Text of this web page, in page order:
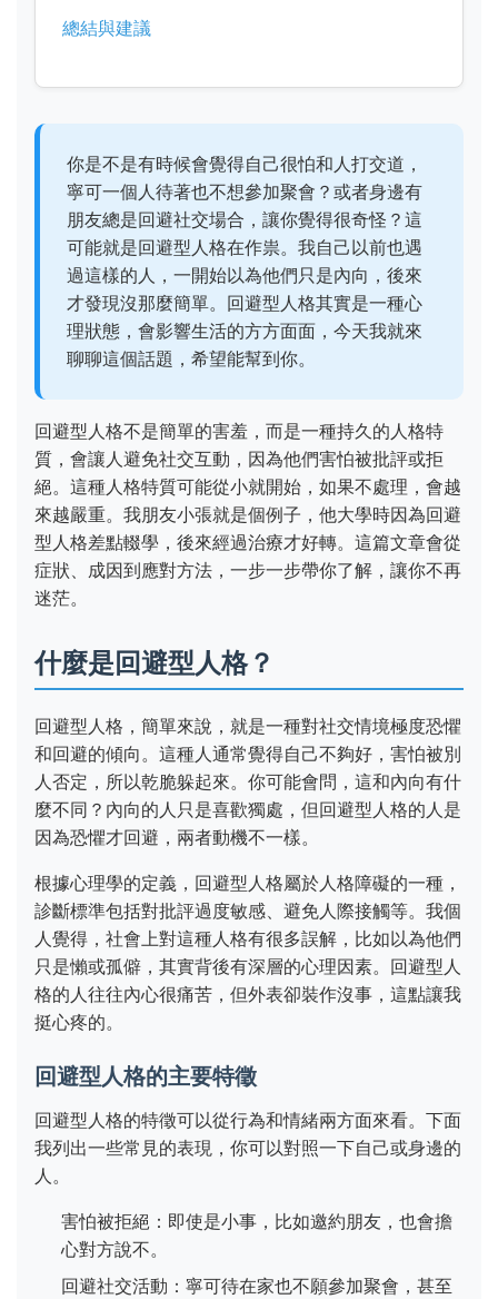
總結與建議
你是不是有時候會覺得自己很怕和人打交道，
寧可一個人待著也不想參加聚會？或者身邊有
朋友總是回避社交場合，讓你覺得很奇怪？這
可能就是回避型人格在作祟。我自己以前也遇
過這樣的人，一開始以為他們只是內向，後來
才發現沒那麼簡單。回避型人格其實是一種心
理狀態，會影響生活的方方面面，今天我就來
聊聊這個話題，希望能幫到你。
回避型人格不是簡單的害羞，而是一種持久的人格特
質，會讓人避免社交互動，因為他們害怕被批評或拒
絕。這種人格特質可能從小就開始，如果不處理，會越
來越嚴重。我朋友小張就是個例子，他大學時因為回避
型人格差點輟學，後來經過治療才好轉。這篇文章會從
症狀、成因到應對方法，一步一步帶你了解，讓你不再
迷茫。
什麼是回避型人格？
回避型人格，簡單來說，就是一種對社交情境極度恐懼
和回避的傾向。這種人通常覺得自己不夠好，害怕被別
人否定，所以乾脆躲起來。你可能會問，這和內向有什
麼不同？內向的人只是喜歡獨處，但回避型人格的人是
因為恐懼才回避，兩者動機不一樣。
根據心理學的定義，回避型人格屬於人格障礙的一種，
診斷標準包括對批評過度敏感、避免人際接觸等。我個
人覺得，社會上對這種人格有很多誤解，比如以為他們
只是懶或孤僻，其實背後有深層的心理因素。回避型人
格的人往往內心很痛苦，但外表卻裝作沒事，這點讓我
挺心疼的。
回避型人格的主要特徵
回避型人格的特徵可以從行為和情緒兩方面來看。下面
我列出一些常見的表現，你可以對照一下自己或身邊的
人。
害怕被拒絕：即使是小事，比如邀約朋友，也會擔
心對方說不。
回避社交活動：寧可待在家也不願參加聚會，甚至